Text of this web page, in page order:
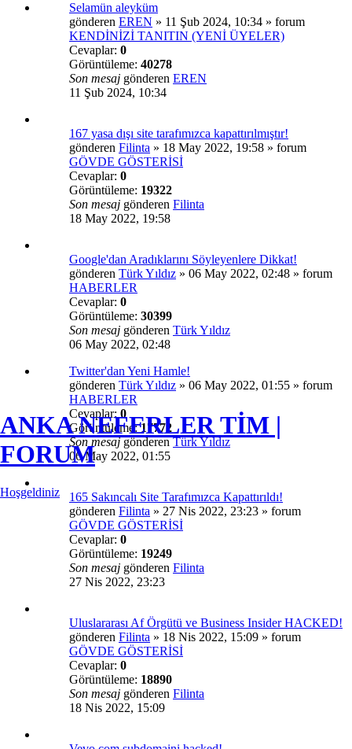
ANKA NEFERLER TİM |
FORUM
Hoşgeldiniz
Selamün aleyküm
gönderen EREN » 11 Şub 2024, 10:34 » forum
KENDİNİZİ TANITIN (YENİ ÜYELER)
Cevaplar: 0
Görüntüleme: 40278
Son mesaj gönderen EREN
11 Şub 2024, 10:34
167 yasa dışı site tarafımızca kapattırılmıştır!
gönderen Filinta » 18 May 2022, 19:58 » forum
GÖVDE GÖSTERİSİ
Cevaplar: 0
Görüntüleme: 19322
Son mesaj gönderen Filinta
18 May 2022, 19:58
Google'dan Aradıklarını Söyleyenlere Dikkat!
gönderen Türk Yıldız » 06 May 2022, 02:48 » forum
HABERLER
Cevaplar: 0
Görüntüleme: 30399
Son mesaj gönderen Türk Yıldız
06 May 2022, 02:48
Twitter'dan Yeni Hamle!
gönderen Türk Yıldız » 06 May 2022, 01:55 » forum
HABERLER
Cevaplar:0
Görüntüleme:17772
Son mesajgönderenTürk Yıldız
06 May 2022, 01:55
165 Sakıncalı Site Tarafımızca Kapattırıldı!
gönderen Filinta » 27 Nis 2022, 23:23 » forum
GÖVDE GÖSTERİSİ
Cevaplar: 0
Görüntüleme: 19249
Son mesaj gönderen Filinta
27 Nis 2022, 23:23
Uluslararası Af Örgütü ve Business Insider HACKED!
gönderen Filinta » 18 Nis 2022, 15:09 » forum
GÖVDE GÖSTERİSİ
Cevaplar: 0
Görüntüleme: 18890
Son mesaj gönderen Filinta
18 Nis 2022, 15:09